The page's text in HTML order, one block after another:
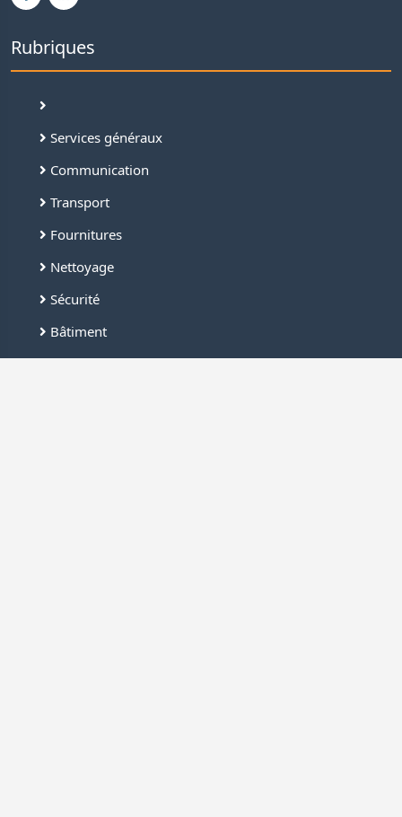
Rubriques
Services généraux
Communication
Transport
Fournitures
Nettoyage
Sécurité
Bâtiment
Industrie